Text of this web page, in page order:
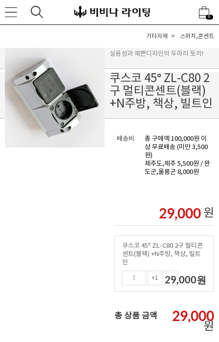
0
기타자재 스위치,콘센트
실용성과 예쁜디자인의 두마리 토끼!
쿠스코 45º ZL-C80 2
구 멀티콘센트(블랙)
+N주방, 책상, 빌트인
배송비
총 구매액 100,000원 이
상 무료배송 (미만 3,500
원)
제주도,제주 5,500원 / 완
도군,울릉군 8,000원
29,000 원
쿠스코 45º ZL-C80 2구 멀티콘
센트(블랙) +N주방, 책상, 빌트
인
+1 -1
29,000원
총 상품 금액 29,000
원